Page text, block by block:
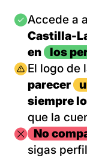
Imagen
Accede a
Castilla-
en
los
Imagen
El logo de
parecer
siempre
que la
Imagen
No
sigas